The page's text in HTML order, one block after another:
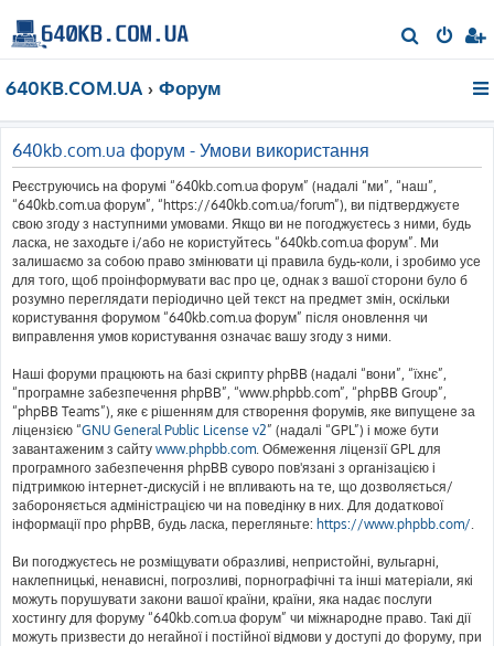
о
640KB.COM.UA Форум
640kb.com.ua форум - Умови використання
Реєструючись на форумі “640kb.com.ua форум” (надалі “ми”, “наш”,
“640kb.com.ua форум”, “https://640kb.com.ua/forum”), ви підтверджуєте
свою згоду з наступними умовами. Якщо ви не погоджуєтесь з ними, будь
ласка, не заходьте і/або не користуйтесь “640kb.com.ua форум”. Ми
залишаємо за собою право змінювати ці правила будь-коли, і зробимо усе
для того, щоб проінформувати вас про це, однак з вашої сторони було б
розумно переглядати періодично цей текст на предмет змін, оскільки
користування форумом “640kb.com.ua форум” після оновлення чи
виправлення умов користування означає вашу згоду з ними.
Наші форуми працюють на базі скрипту phpBB (надалі “вони”, “їхнє”,
“програмне забезпечення phpBB”, “www.phpbb.com”, “phpBB Group”,
“phpBB Teams”), яке є рішенням для створення форумів, яке випущене за
ліцензією “GNU General Public License v2” (надалі “GPL”) і може бути
завантаженим з сайту www.phpbb.com. Обмеження ліцензії GPL для
програмного забезпечення phpBB суворо пов'язані з організацією і
підтримкою інтернет-дискусій і не впливають на те, що дозволяється/
забороняється адміністрацією чи на поведінку в них. Для додаткової
інформації про phpBB, будь ласка, перегляньте: https://www.phpbb.com/.
Ви погоджуєтесь не розміщувати образливі, непристойні, вульгарні,
наклепницькі, ненависні, погрозливі, порнографічні та інші матеріали, які
можуть порушувати закони вашої країни, країни, яка надає послуги
хостингу для форуму “640kb.com.ua форум” чи міжнародне право. Такі дії
можуть призвести до негайної і постійної відмови у доступі до форуму, при